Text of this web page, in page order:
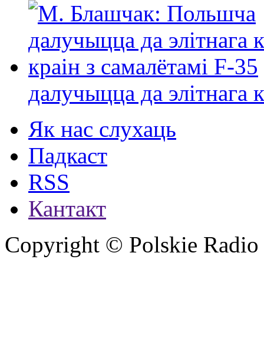
далучыцца да элітнага
Як нас слухаць
Падкаст
RSS
Кантакт
Copyright © Polskie